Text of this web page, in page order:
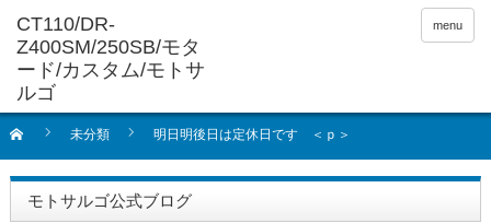
menu
未分類 明日明後日は定休日です ＜ｐ＞
モトサルゴ公式ブログ